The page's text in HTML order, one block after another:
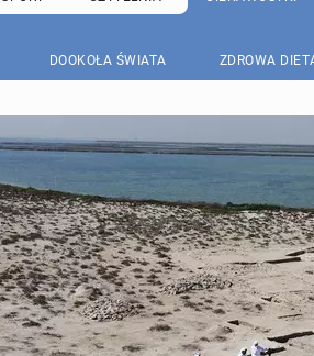
DOOKOŁA ŚWIATA ZDROWA